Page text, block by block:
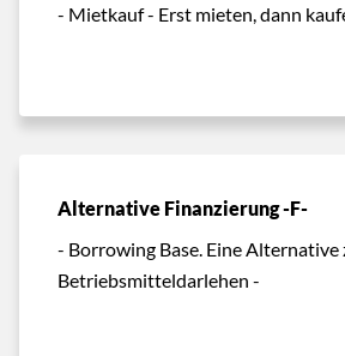
- Mietkauf - Erst mieten, dann
Alternative Finanzierung -F-
- Borrowing Base. Eine Alternative
Betriebsmitteldarlehen -